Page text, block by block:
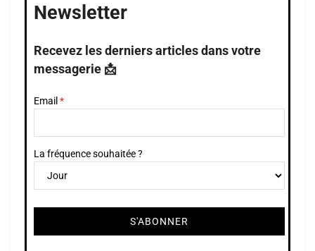
Newsletter
Recevez les derniers articles dans votre
messagerie 📩
Email
La fréquence souhaitée ?